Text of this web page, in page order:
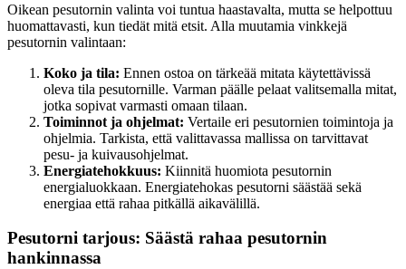
Oikean pesutornin valinta voi tuntua haastavalta, mutta se helpottuu
huomattavasti, kun tiedät mitä etsit. Alla muutamia vinkkejä
pesutornin valintaan:
Koko ja tila: Ennen ostoa on tärkeää mitata käytettävissä
oleva tila pesutornille. Varman päälle pelaat valitsemalla mitat,
jotka sopivat varmasti omaan tilaan.
Toiminnot ja ohjelmat: Vertaile eri pesutornien toimintoja ja
ohjelmia. Tarkista, että valittavassa mallissa on tarvittavat
pesu- ja kuivausohjelmat.
Energiatehokkuus: Kiinnitä huomiota pesutornin
energialuokkaan. Energiatehokas pesutorni säästää sekä
energiaa että rahaa pitkällä aikavälillä.
Pesutorni tarjous: Säästä rahaa pesutornin
hankinnassa